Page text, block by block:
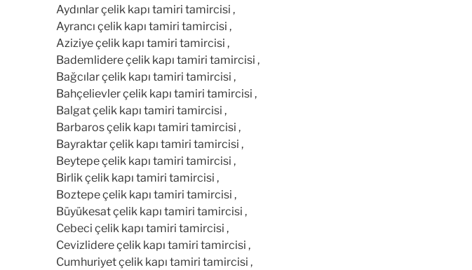
Aydınlar çelik kapı tamiri tamircisi ,
Ayrancı çelik kapı tamiri tamircisi ,
Aziziye çelik kapı tamiri tamircisi ,
Bademlidere çelik kapı tamiri tamircisi ,
Bağcılar çelik kapı tamiri tamircisi ,
Bahçelievler çelik kapı tamiri tamircisi ,
Balgat çelik kapı tamiri tamircisi ,
Barbaros çelik kapı tamiri tamircisi ,
Bayraktar çelik kapı tamiri tamircisi ,
Beytepe çelik kapı tamiri tamircisi ,
Birlik çelik kapı tamiri tamircisi ,
Boztepe çelik kapı tamiri tamircisi ,
Büyükesat çelik kapı tamiri tamircisi ,
Cebeci çelik kapı tamiri tamircisi ,
Cevizlidere çelik kapı tamiri tamircisi ,
Cumhuriyet çelik kapı tamiri tamircisi ,